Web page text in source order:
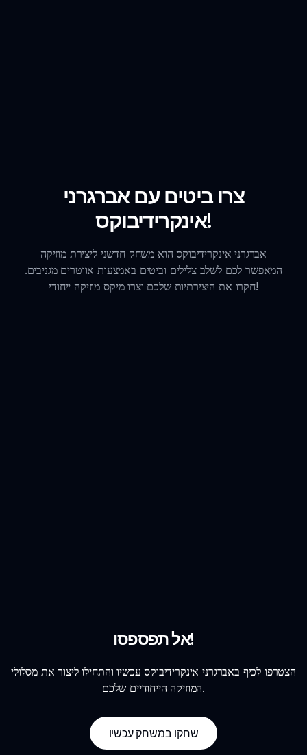
צרו ביטים עם אברגרני
אינקרידיבוקס!
אברגרני אינקרידיבוקס הוא משחק חדשני ליצירת מוזיקה
המאפשר לכם לשלב צלילים וביטים באמצעות אווטרים מגניבים.
חקרו את היצירתיות שלכם וצרו מיקס מוזיקה ייחודי!
אל תפספסו!
הצטרפו לכיף באברגרני אינקרידיבוקס עכשיו והתחילו ליצור את מסלולי
המוזיקה הייחודיים שלכם.
שחקו במשחק עכשיו